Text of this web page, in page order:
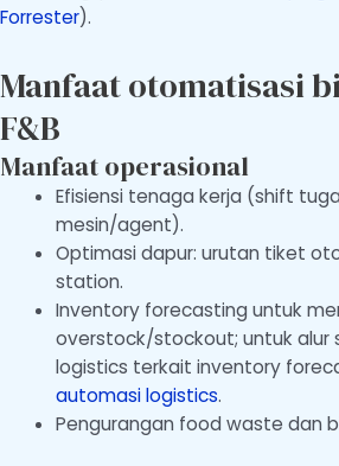
Forrester).
Manfaat otomatisasi
F&B
Manfaat operasional
Efisiensi tenaga kerja (shift
mesin/agent).
Optimasi dapur: urutan tiket
station.
Inventory forecasting untuk
overstock/stockout; untuk alur
logistics terkait inventory
automasi logistics.
Pengurangan food waste dan